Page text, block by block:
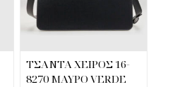
ΤΣΑΝΤΑ ΧΕΙΡΟΣ 16-
8270 ΜΑΥΡΟ VERDE